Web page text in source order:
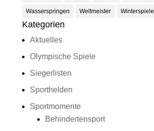
Wasserspringen Weltmeister Winterspiele
Kategorien
Aktuelles
Olympische Spiele
Siegerlisten
Sporthelden
Sportmomente
Behindertensport